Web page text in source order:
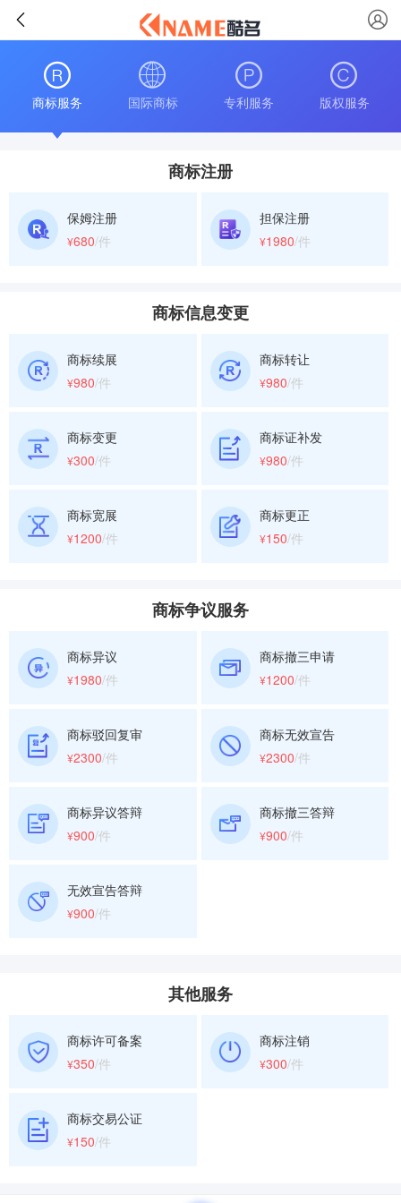
商标服务 国际商标 专利服务 版权服务
商标注册
保姆注册
¥680/件
担保注册
¥1980/件
商标信息变更
商标续展
¥980/件
商标转让
¥980/件
商标变更
¥300/件
商标证补发
¥980/件
商标宽展
¥1200/件
商标更正
¥150/件
商标争议服务
商标异议
¥1980/件
商标撤三申请
¥1200/件
商标驳回复审
¥2300/件
商标无效宣告
¥2300/件
商标异议答辩
¥900/件
商标撤三答辩
¥900/件
无效宣告答辩
¥900/件
其他服务
商标许可备案
¥350/件
商标注销
¥300/件
商标交易公证
¥150/件